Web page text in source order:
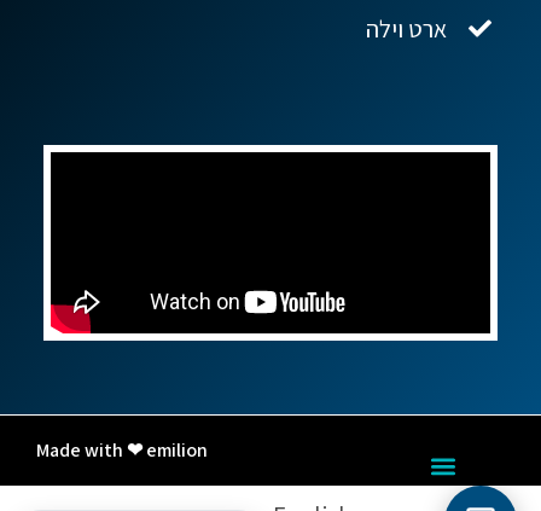
ארט וילה
Made with ❤ emilion